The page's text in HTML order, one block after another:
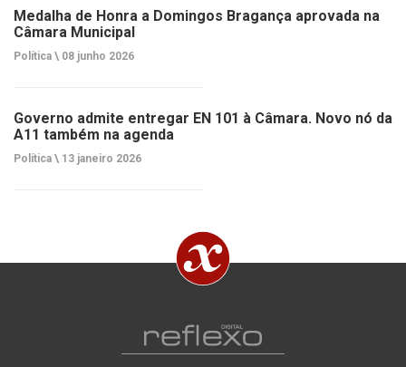
Medalha de Honra a Domingos Bragança aprovada na
Câmara Municipal
Política \ 08 junho 2026
Governo admite entregar EN 101 à Câmara. Novo nó da
A11 também na agenda
Política \ 13 janeiro 2026